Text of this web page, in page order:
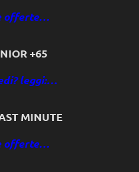
offerte…
+65
leggi:…
MINUTE
offerte…